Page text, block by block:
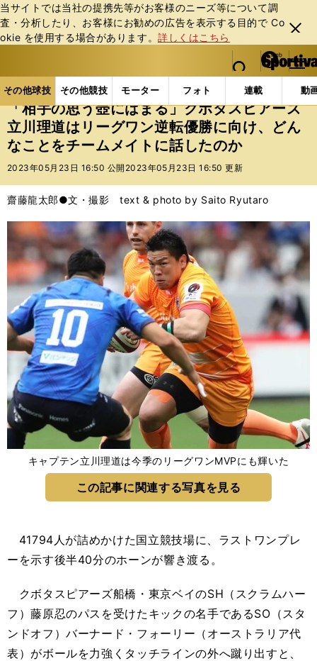
当サイトでは当社の提携先等がお客様のニーズ等について調
査・分析したり、お客様にお勧めの広告を表⽰する⽬的で Co
okie を使⽤する場合があります。詳しくはこちら
閉じ
る
web Sportiva (webスポルティーバ)
検索
マイペ
ー
ジ
メニュ
その他球技 その他競技 モーター フォト 連載 動
ス
ポ
ル
テ
ー
バ
その他球技の記事一覧 ラグビー 「相手の思う壺に
「相手の思う壺にはまる」クボタスピアーズ
立川理道はリーグワン逆転優勝に向け、どん
なことをチームメイトに話したのか
2023年05月23日 16:50 公開 2023年05月23日 16:50 更新
齋藤龍太郎●文・撮影 text & photo by Saito Ryutaro
キャプテン立川理道は今季のリーグワンMVPにも輝いた
この記事に関連する写真を見る
41794人が詰めかけた国立競技場に、ラストワンプレ
ーを示す後半40分のホーンが響き渡る。
クボタスピアーズ船橋・東京ベイのSH（スクラムハー
フ）藤原忍のパスを受けたキックの名手であるSO（スタ
ンドオフ）バーナード・フォーリー（オーストラリア代
表）がボールを力強くタッチラインの外へ蹴り出すと、